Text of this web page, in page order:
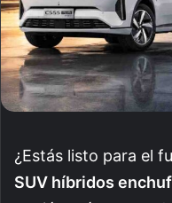
¿Estás listo para el
SUV híbridos